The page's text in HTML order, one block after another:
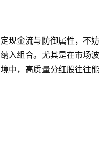
现金流与防御属性，不妨
入组合。尤其是在市场波
中，高质量分红股往往能